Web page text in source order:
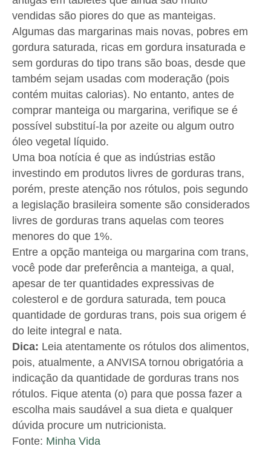
vendidas são piores do que as manteigas.
Algumas das margarinas mais novas, pobres em
gordura saturada, ricas em gordura insaturada e
sem gorduras do tipo trans são boas, desde que
também sejam usadas com moderação (pois
contém muitas calorias). No entanto, antes de
comprar manteiga ou margarina, verifique se é
possível substituí-la por azeite ou algum outro
óleo vegetal líquido.
Uma boa notícia é que as indústrias estão
investindo em produtos livres de gorduras trans,
porém, preste atenção nos rótulos, pois segundo
a legislação brasileira somente são considerados
livres de gorduras trans aquelas com teores
menores do que 1%.
Entre a opção manteiga ou margarina com trans,
você pode dar preferência a manteiga, a qual,
apesar de ter quantidades expressivas de
colesterol e de gordura saturada, tem pouca
quantidade de gorduras trans, pois sua origem é
do leite integral e nata.
Dica: Leia atentamente os rótulos dos alimentos,
pois, atualmente, a ANVISA tornou obrigatória a
indicação da quantidade de gorduras trans nos
rótulos. Fique atenta (o) para que possa fazer a
escolha mais saudável a sua dieta e qualquer
dúvida procure um nutricionista.
Fonte: Minha Vida